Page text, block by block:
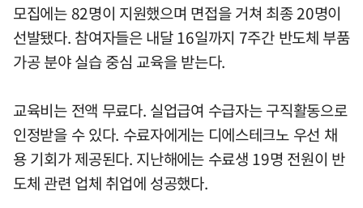
모집에는 82명이 지원했으며 면접을 거쳐 최종 20명이
선발됐다. 참여자들은 내달 16일까지 7주간 반도체 부품
가공 분야 실습 중심 교육을 받는다.
교육비는 전액 무료다. 실업급여 수급자는 구직활동으로
인정받을 수 있다. 수료자에게는 디에스테크노 우선 채
용 기회가 제공된다. 지난해에는 수료생 19명 전원이 반
도체 관련 업체 취업에 성공했다.